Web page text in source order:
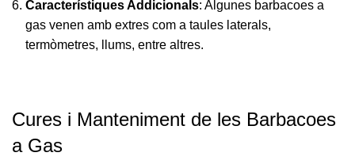
Característiques Addicionals: Algunes barbacoes a
gas venen amb extres com a taules laterals,
termòmetres, llums, entre altres.
Cures i Manteniment de les Barbacoes
a Gas